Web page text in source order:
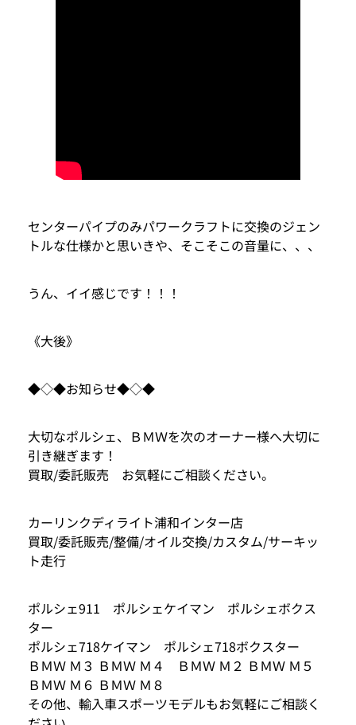
センターパイプのみパワークラフトに交換のジェン
トルな仕様かと思いきや、そこそこの音量に、、、
うん、イイ感じです！！！
《大後》
◆◇◆お知らせ◆◇◆
大切なポルシェ、ＢＭＷを次のオーナー様へ大切に
引き継ぎます！
買取/委託販売 お気軽にご相談ください。
カーリンクディライト浦和インター店
買取/委託販売/整備/オイル交換/カスタム/サーキッ
ト走行
ポルシェ911 ポルシェケイマン ポルシェボクス
ター
ポルシェ718ケイマン ポルシェ718ボクスター
ＢＭＷ Ｍ３ ＢＭＷ Ｍ４ ＢＭＷ Ｍ２ ＢＭＷ Ｍ５
ＢＭＷ Ｍ６ ＢＭＷ Ｍ８
その他、輸入車スポーツモデルもお気軽にご相談く